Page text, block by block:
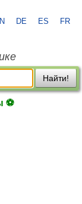
DE ES FR
Найти!
⚽